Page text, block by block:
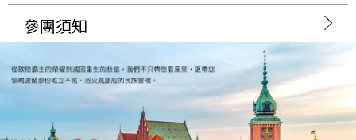
參團須知